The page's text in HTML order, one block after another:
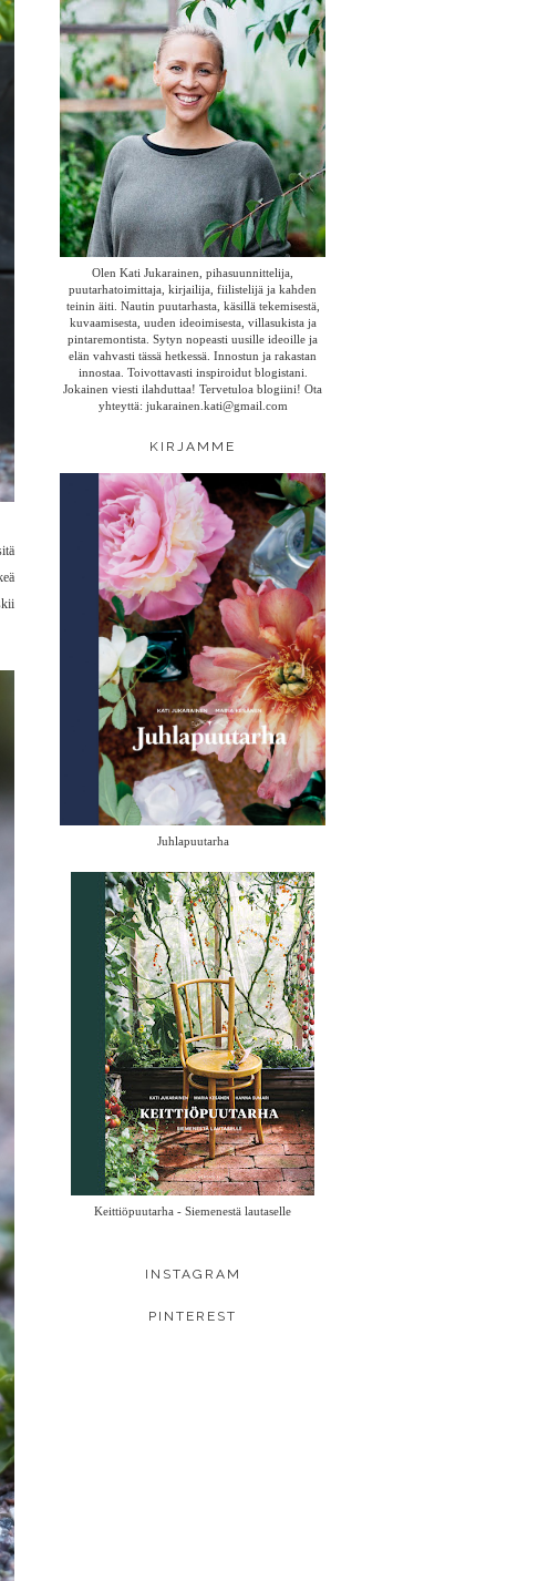
Olen Kati Jukarainen, pihasuunnittelija,
puutarhatoimittaja, kirjailija, fiilistelijä ja kahden
teinin äiti. Nautin puutarhasta, käsillä tekemisestä,
kuvaamisesta, uuden ideoimisesta, villasukista ja
pintaremontista. Sytyn nopeasti uusille ideoille ja
elän vahvasti tässä hetkessä. Innostun ja rakastan
innostaa. Toivottavasti inspiroidut blogistani.
Jokainen viesti ilahduttaa! Tervetuloa blogiini! Ota
yhteyttä: jukarainen.kati@gmail.com
KIRJAMME
Juhlapuutarha
Keittiöpuutarha - Siemenestä lautaselle
INSTAGRAM
PINTEREST